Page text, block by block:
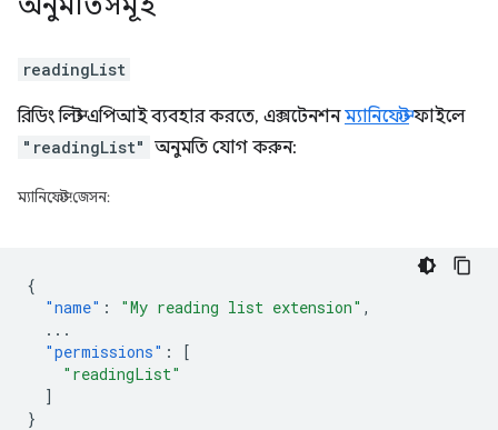
readingList
রিডিং লিস্ট এপিআই ব্যবহার করতে, এক্সটেনশনম্যানিফেস্টফাইলে
"readingList" অনুমতি যোগ করুন:
ম্যানিফেস্ট.জেসন:
{
"name" : "My reading list extension" ,
...
"permissions" :
[
"readingList"
]
}